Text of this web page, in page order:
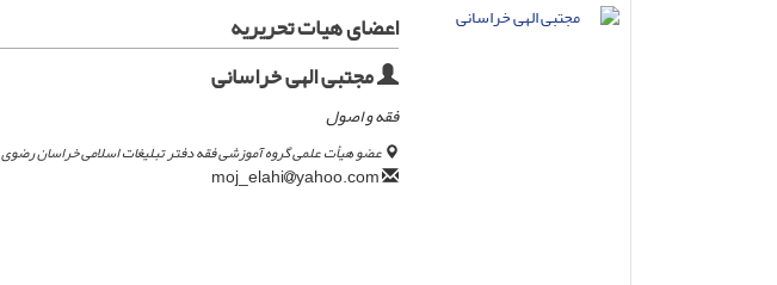
اعضای هیات تحریریه
مجتبی الهی خراسانی
فقه و اصول
عضو هیأت علمی گروه آموزشی فقه دفتر تبلیغات اسلامی خراسان رضوی
yahoo.com